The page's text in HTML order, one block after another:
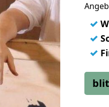
✓
✓
✓